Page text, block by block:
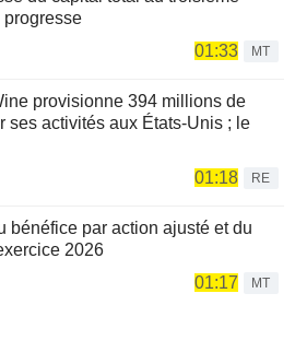
progresse
01:33
MT
provisionne 394 millions de
ses activités aux États-Unis ; le
01:18
RE
bénéfice par action ajusté et du
2026
01:17
MT